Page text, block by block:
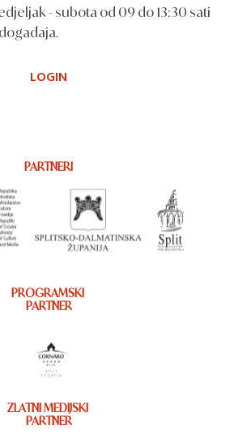
- subota od 09 do 13:30 sati
LOGIN
PARTNERI
PROGRAMSKI
PARTNER
ZLATNI MEDIJSKI
PARTNER